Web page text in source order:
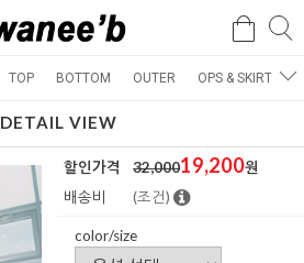
검
TOP BOTTOM OUTER OPS & SKIRT
DETAIL VIEW
할인가격 32,00019,200원
배송비
(조건)
color/size